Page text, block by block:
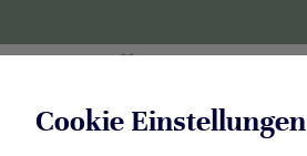
Cookie Einstellungen